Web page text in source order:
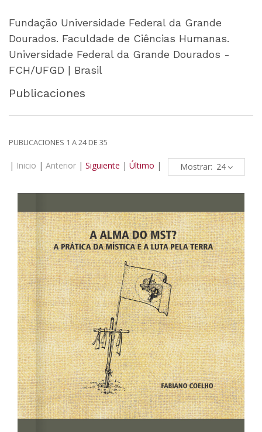
Fundação Universidade Federal da Grande
Dourados. Faculdade de Ciências Humanas.
Universidade Federal da Grande Dourados -
FCH/UFGD | Brasil
Publicaciones
PUBLICACIONES 1 A 24 DE 35
| Inicio | Anterior | Siguiente | Último | Mostrar: